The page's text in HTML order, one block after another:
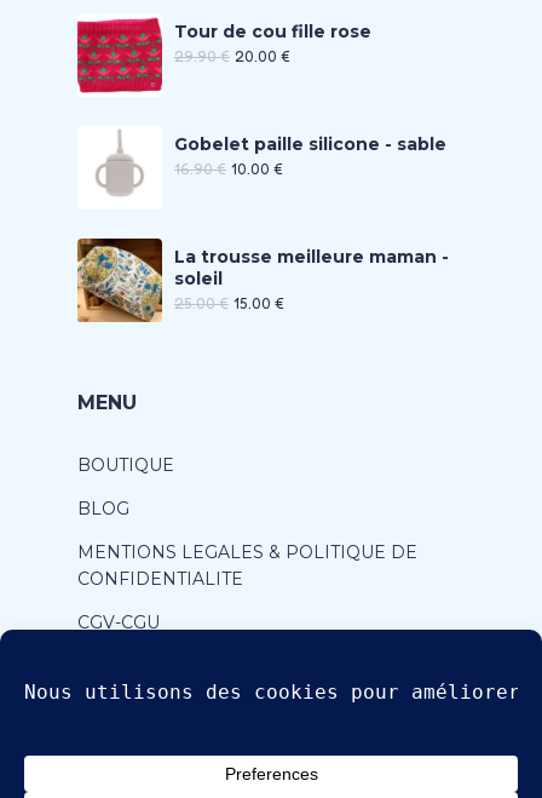
Tour de cou fille rose
29.90€ 20.00 €
Gobelet paille silicone - sable
16.90€ 10.00 €
La trousse meilleure maman -
soleil
25.00€ 15.00 €
MENU
BOUTIQUE
BLOG
MENTIONS LEGALES & POLITIQUE DE
CONFIDENTIALITE
CGV-CGU